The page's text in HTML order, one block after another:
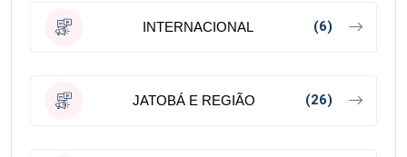
INTERNACIONAL (6)
JATOBÁ E REGIÃO (26)